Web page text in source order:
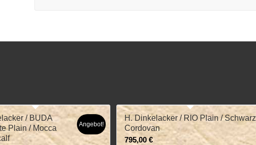
/ BUDA
Plain / Mocca
Angebot!
H. Dinkelacker / RIO Plain / Schwarz
Cordovan
795,00€